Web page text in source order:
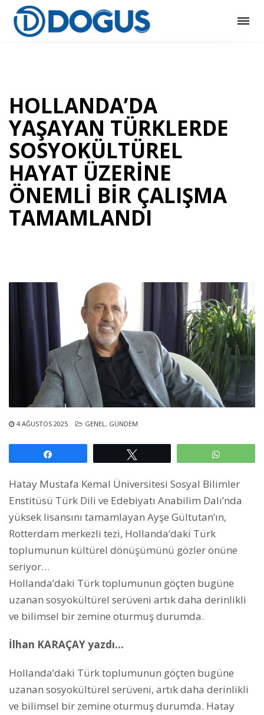
HOLLANDA’DA
YAŞAYAN TÜRKLERDE
SOSYOKÜLTÜREL
HAYAT ÜZERİNE
ÖNEMLİ BİR ÇALIŞMA
TAMAMLANDI
4 AĞUSTOS 2025 GENEL, GÜNDEM
Hatay Mustafa Kemal Üniversitesi Sosyal Bilimler
Enstitüsü Türk Dili ve Edebiyatı Anabilim Dalı’nda
yüksek lisansını tamamlayan Ayşe Gültutan’ın,
Rotterdam merkezli tezi, Hollanda’daki Türk
toplumunun kültürel dönüşümünü gözler önüne
seriyor…
Hollanda’daki Türk toplumunun göçten bugüne
uzanan sosyokültürel serüveni artık daha derinlikli
ve bilimsel bir zemine oturmuş durumda.
İlhan KARAÇAY yazdı…
Hollanda’daki Türk toplumunun göçten bugüne
uzanan sosyokültürel serüveni, artık daha derinlikli
ve bilimsel bir zemine oturmuş durumda. Hatay